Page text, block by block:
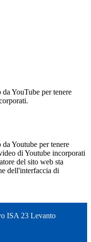
YouTube per tenere
Youtube per tenere
di Youtube incorporati
del sito web sta
dell'interfaccia di
ISA 23 Levanto